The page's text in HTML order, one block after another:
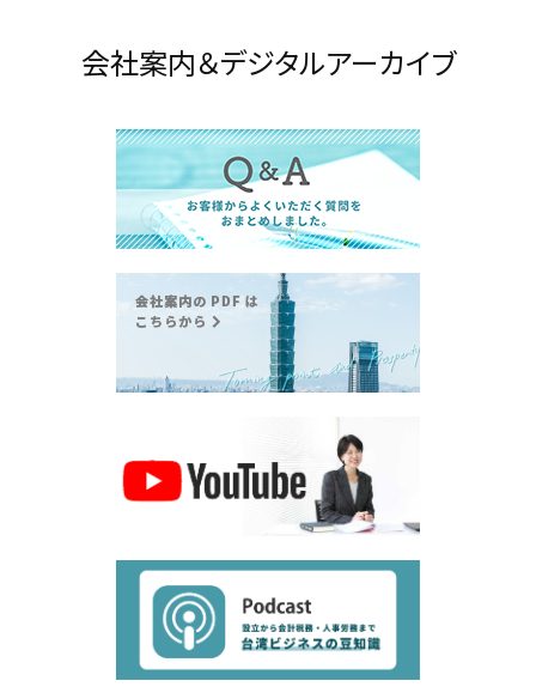
会社案内＆デジタルアーカイブ